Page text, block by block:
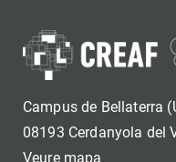
Campus de Bellaterra
08193 Cerdanyola del
Veure mapa